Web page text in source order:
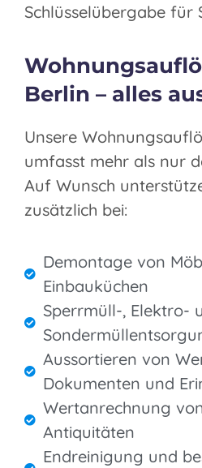
Schlüsselübergabe für
Berlin – alles
Unsere
umfasst mehr als nur
Auf Wunsch
zusätzlich bei:
Demontage von
Einbauküchen
Sperrmüll-, Elektro-
Aussortieren von
Dokumenten und
Wertanrechnung
Antiquitäten
Endreinigung und